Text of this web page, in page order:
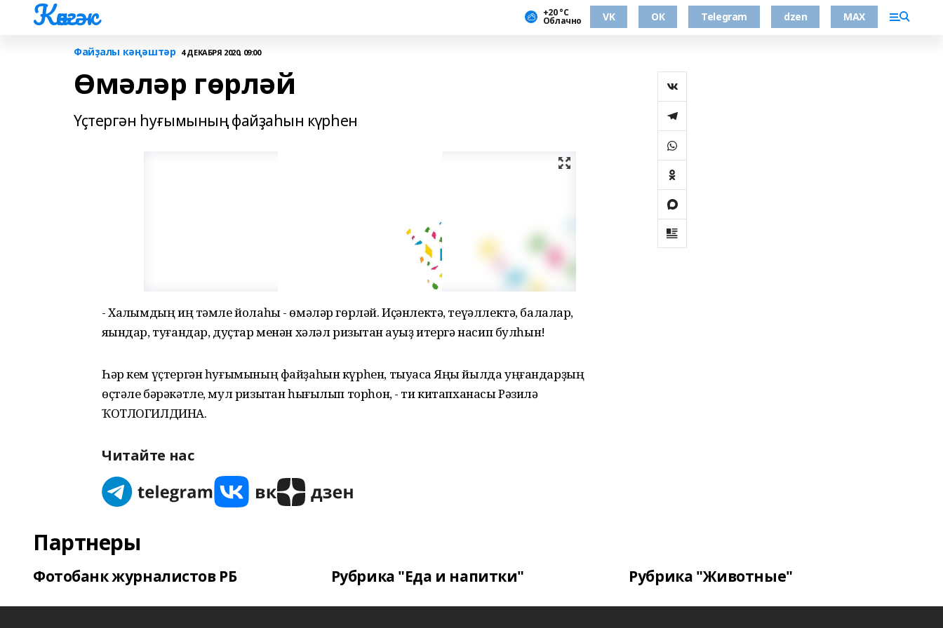
Көнгәк +20 °С
Облачно VK ОК Telegram dzen MAX
Файҙалы кәңәштәр 4 ДЕКАБРЯ 2020, 09:00
Өмәләр гөрләй
Үҫтергән һуғымының файҙаһын күрһен
- Халҡымдың иң тәмле йолаһы - өмәләр гөрләй. Иҫәнлектә, теүәллектә, балалар,
яҡындар, туғандар, дуҫтар менән хәләл ризыҡтан ауыҙ итергә насип булһын!
Һәр кем үҫтергән һуғымының файҙаһын күрһен, тыуасаҡ Яңы йылда уңғандарҙың
өҫтәле бәрәкәтле, мул ризыҡтан һығылып торһон, - ти китапханасы Рәзилә
ҠОТЛОГИЛДИНА.
Читайте нас
Партнеры
Фотобанк журналистов РБ Рубрика "Еда и напитки" Рубрика "Животные"